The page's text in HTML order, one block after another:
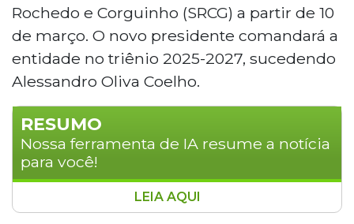
Rochedo e Corguinho (SRCG) a partir de 10
de março. O novo presidente comandará a
entidade no triênio 2025-2027, sucedendo
Alessandro Oliva Coelho.
RESUMO
Nossa ferramenta de IA resume a notícia
para você!
José Eduardo Duenhas Monreal foi eleito
LEIA AQUI